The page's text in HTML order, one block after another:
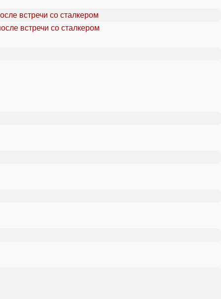
встречи со сталкером